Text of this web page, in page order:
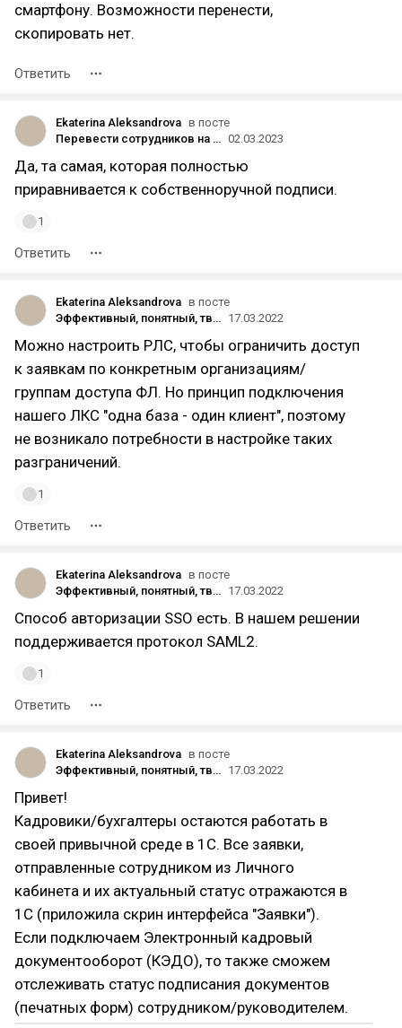
смартфону. Возможности перенести,
скопировать нет.
Ответить
Ekaterina Aleksandrova в посте
Перевести сотрудников на КЭДО оказалось проще, чем мы думали. 87% за 2 месяца — спасибо, Госключ 02.03.2023
Да, та самая, которая полностью
приравнивается к собственноручной подписи.
1
Ответить
Ekaterina Aleksandrova в посте
Эффективный, понятный, твой: как создавался продукт «Личный кабинет сотрудника» 17.03.2022
Можно настроить РЛС, чтобы ограничить доступ
к заявкам по конкретным организациям/
группам доступа ФЛ. Но принцип подключения
нашего ЛКС "одна база - один клиент", поэтому
не возникало потребности в настройке таких
разграничений.
1
Ответить
Ekaterina Aleksandrova в посте
Эффективный, понятный, твой: как создавался продукт «Личный кабинет сотрудника» 17.03.2022
Способ авторизации SSO есть. В нашем решении
поддерживается протокол SAML2.
1
Ответить
Ekaterina Aleksandrova в посте
Эффективный, понятный, твой: как создавался продукт «Личный кабинет сотрудника» 17.03.2022
Привет!
Кадровики/бухгалтеры остаются работать в
своей привычной среде в 1С. Все заявки,
отправленные сотрудником из Личного
кабинета и их актуальный статус отражаются в
1С (приложила скрин интерфейса "Заявки").
Если подключаем Электронный кадровый
документооборот (КЭДО), то также сможем
отслеживать статус подписания документов
(печатных форм) сотрудником/руководителем.